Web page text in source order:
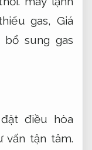
gas, Giá
bổ sung gas
điều hòa
vấn tận tâm.